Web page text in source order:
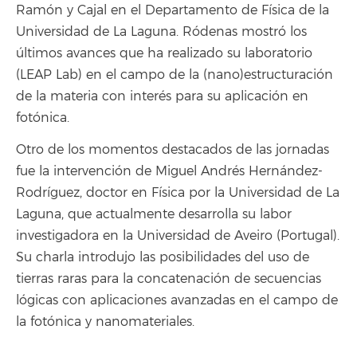
Ramón y Cajal en el Departamento de Física de la
Universidad de La Laguna. Ródenas mostró los
últimos avances que ha realizado su laboratorio
(LEAP Lab) en el campo de la (nano)estructuración
de la materia con interés para su aplicación en
fotónica.
Otro de los momentos destacados de las jornadas
fue la intervención de Miguel Andrés Hernández-
Rodríguez, doctor en Física por la Universidad de La
Laguna, que actualmente desarrolla su labor
investigadora en la Universidad de Aveiro (Portugal).
Su charla introdujo las posibilidades del uso de
tierras raras para la concatenación de secuencias
lógicas con aplicaciones avanzadas en el campo de
la fotónica y nanomateriales.